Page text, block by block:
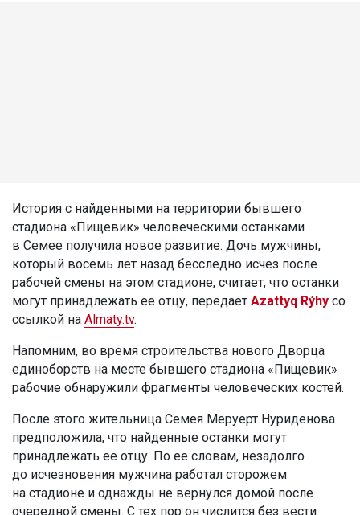
История с найденными на территории бывшего
стадиона «Пищевик» человеческими останками
в Семее получила новое развитие. Дочь мужчины,
который восемь лет назад бесследно исчез после
рабочей смены на этом стадионе, считает, что останки
могут принадлежать ее отцу, передает Azattyq Rýhy со
ссылкой на Almaty.tv.
Напомним, во время строительства нового Дворца
единоборств на месте бывшего стадиона «Пищевик»
рабочие обнаружили фрагменты человеческих костей.
После этого жительница Семея Меруерт Нуриденова
предположила, что найденные останки могут
принадлежать ее отцу. По ее словам, незадолго
до исчезновения мужчина работал сторожем
на стадионе и однажды не вернулся домой после
очередной смены. С тех пор он числится без вести